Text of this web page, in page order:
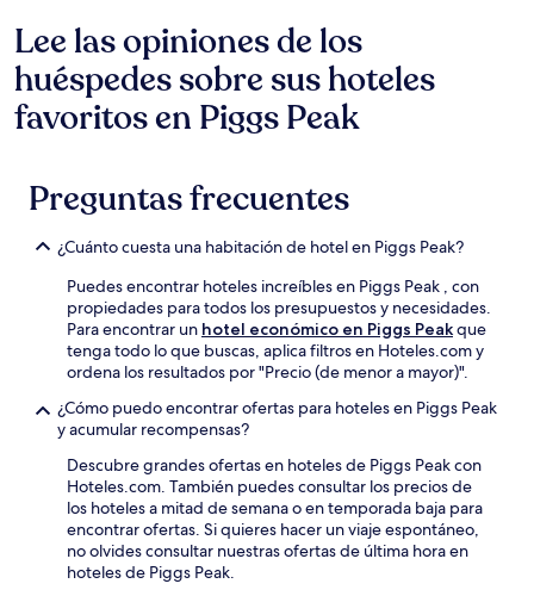
Lee las opiniones de los
huéspedes sobre sus hoteles
favoritos en Piggs Peak
Preguntas frecuentes
¿Cuánto cuesta una habitación de hotel en Piggs Peak?
Puedes encontrar hoteles increíbles en Piggs Peak , con
propiedades para todos los presupuestos y necesidades.
Para encontrar un hotel económico en Piggs Peakque
tenga todo lo que buscas, aplica filtros en Hoteles.com y
ordena los resultados por "Precio (de menor a mayor)".
¿Cómo puedo encontrar ofertas para hoteles en Piggs Peak
y acumular recompensas?
Descubre grandes ofertas en hoteles de Piggs Peak con
Hoteles.com. También puedes consultar los precios de
los hoteles a mitad de semana o en temporada baja para
encontrar ofertas. Si quieres hacer un viaje espontáneo,
no olvides consultar nuestras ofertas de última hora en
hoteles de Piggs Peak.